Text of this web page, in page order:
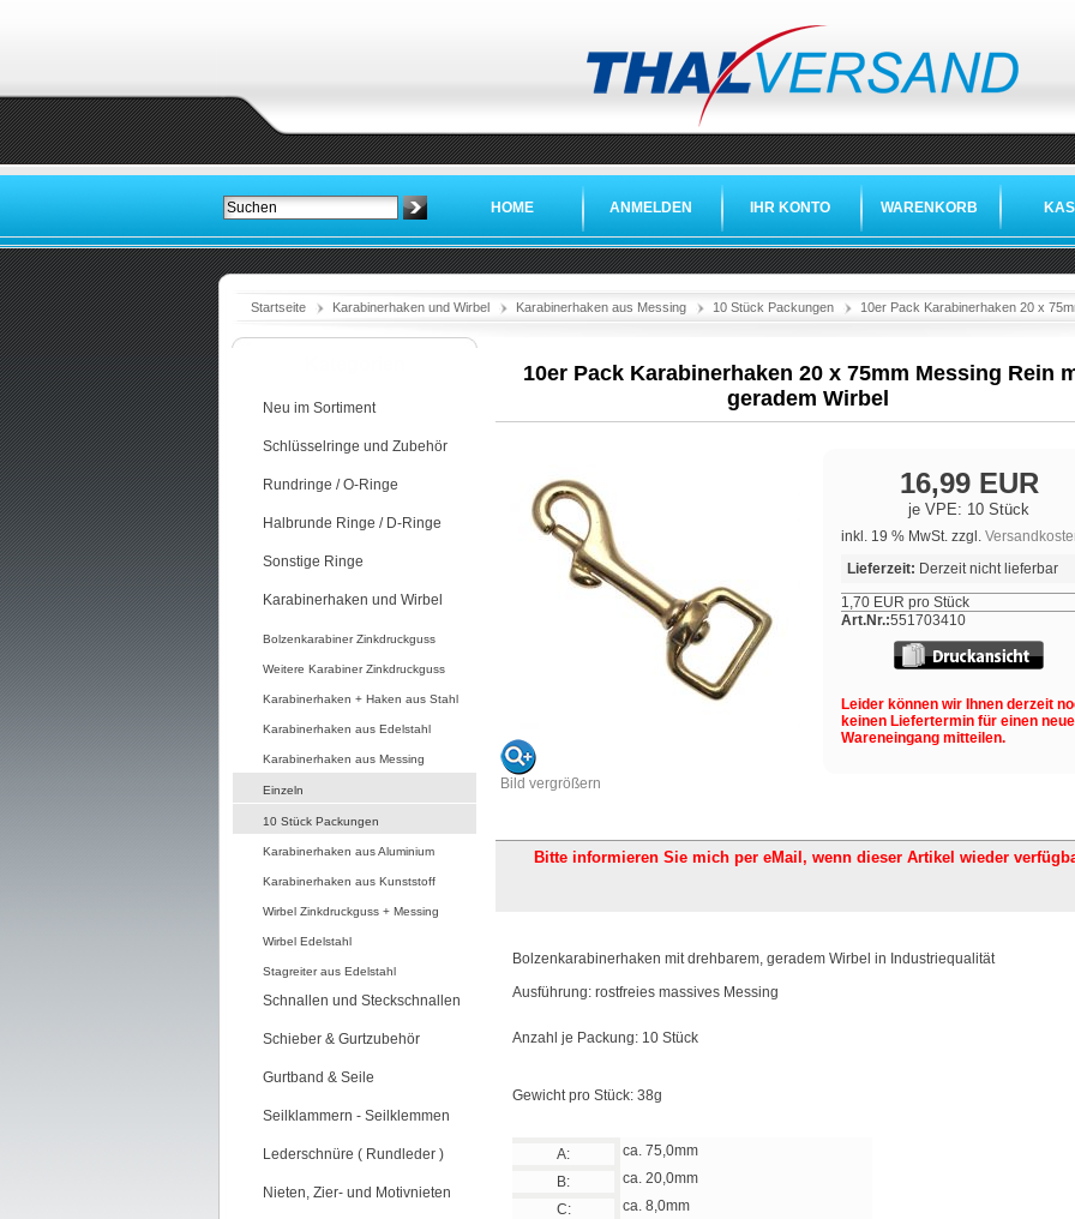
HOME ANMELDEN IHR KONTO WARENKORB
Startseite Karabinerhaken und Wirbel Karabinerhaken aus Messing 10 Stück Packungen 10er Pack Karabinerhaken 20 x
Neu im Sortiment
Schlüsselringe und Zubehör
Rundringe / O-Ringe
Halbrunde Ringe / D-Ringe
Sonstige Ringe
Karabinerhaken und Wirbel
Bolzenkarabiner Zinkdruckguss
Weitere Karabiner Zinkdruckguss
Karabinerhaken + Haken aus Stahl
Karabinerhaken aus Edelstahl
Karabinerhaken aus Messing
Einzeln
10 Stück Packungen
Karabinerhaken aus Aluminium
Karabinerhaken aus Kunststoff
Wirbel Zinkdruckguss + Messing
Wirbel Edelstahl
Stagreiter aus Edelstahl
Schnallen und Steckschnallen
Schieber & Gurtzubehör
Gurtband & Seile
Seilklammern - Seilklemmen
Lederschnüre ( Rundleder )
Nieten, Zier- und Motivnieten
10er Pack Karabinerhaken 20 x 75mm Messing Rein
geradem Wirbel
Bild vergrößern
16,99 EUR
je VPE: 10 Stück
inkl. 19 % MwSt. zzgl.
Lieferzeit: Derzeit nicht lieferbar
1,70 EUR pro Stück
Art.Nr.:551703410
Leider können wir Ihnen derzeit
keinen Liefertermin für einen
Wareneingang mitteilen.
Bitte informieren Sie mich per eMail, wenn dieser Artikel wieder
Bolzenkarabinerhaken mit drehbarem, geradem Wirbel in Industriequalität
Ausführung: rostfreies massives Messing
Anzahl je Packung: 10 Stück
Gewicht pro Stück: 38g
A:
ca. 75,0mm
B:
ca. 20,0mm
C:
ca. 8,0mm